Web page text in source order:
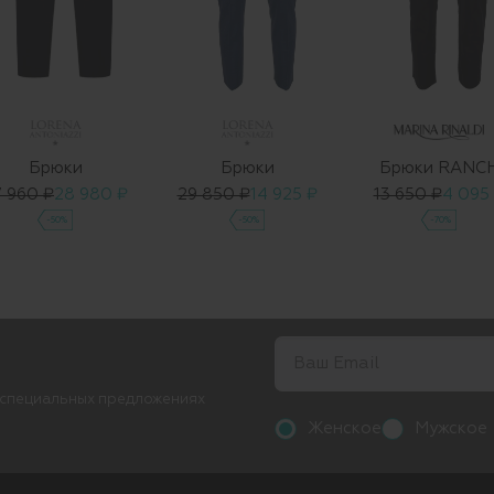
Брюки
960 ₽28 980 ₽
-50%
Брюки
29 850 ₽14 925 ₽
-50%
Брюки
13 650 ₽4 095
-70%